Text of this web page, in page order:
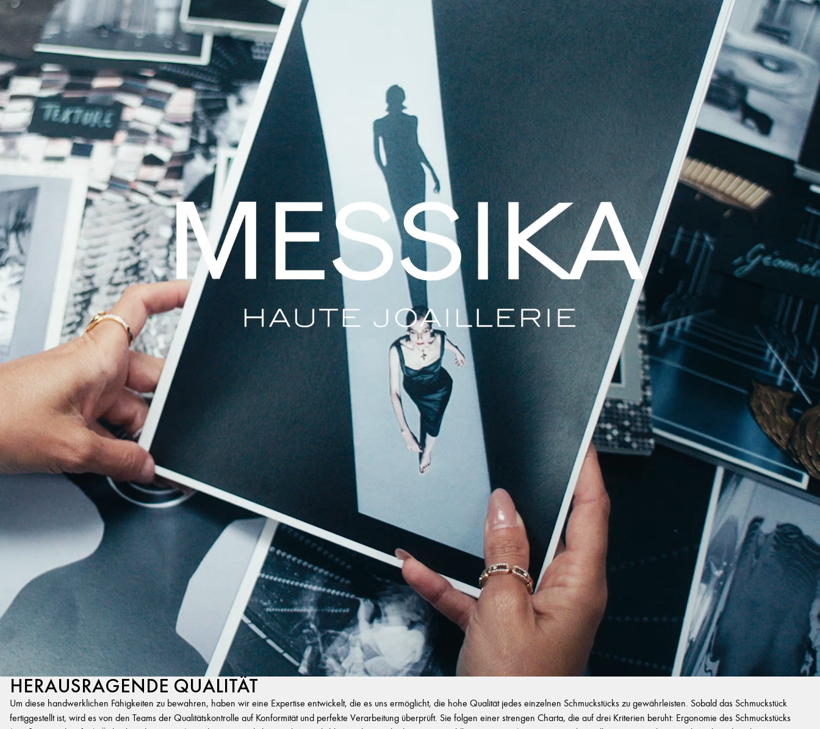
HERAUSRAGENDE QUALITÄT
Um diese handwerklichen Fähigkeiten zu bewahren, haben wir eine Expertise entwickelt, die es uns ermöglicht, die hohe Qualität jedes einzelnen Schmuckstücks zu gewährleisten. Sobald das Schmuckstück
fertiggestellt ist, wird es von den Teams der Qualitätskontrolle auf Konformität und perfekte Verarbeitung überprüft. Sie folgen einer strengen Charta, die auf drei Kriterien beruht: Ergonomie des Schmuckstücks